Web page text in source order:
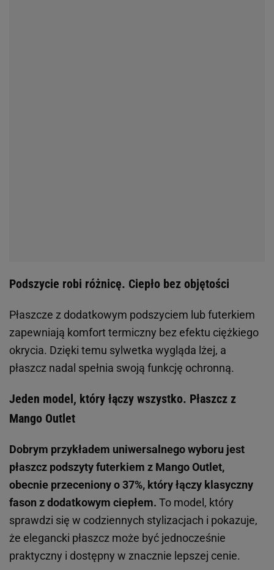
Podszycie robi różnicę. Ciepło bez objętości
Płaszcze z dodatkowym podszyciem lub futerkiem
zapewniają komfort termiczny bez efektu ciężkiego
okrycia. Dzięki temu sylwetka wygląda lżej, a
płaszcz nadal spełnia swoją funkcję ochronną.
Jeden model, który łączy wszystko. Płaszcz z
Mango Outlet
Dobrym przykładem uniwersalnego wyboru jest
płaszcz podszyty futerkiem z Mango Outlet,
obecnie przeceniony o 37%, który łączy klasyczny
fason z dodatkowym ciepłem. To model, który
sprawdzi się w codziennych stylizacjach i pokazuje,
że elegancki płaszcz może być jednocześnie
praktyczny i dostępny w znacznie lepszej cenie.